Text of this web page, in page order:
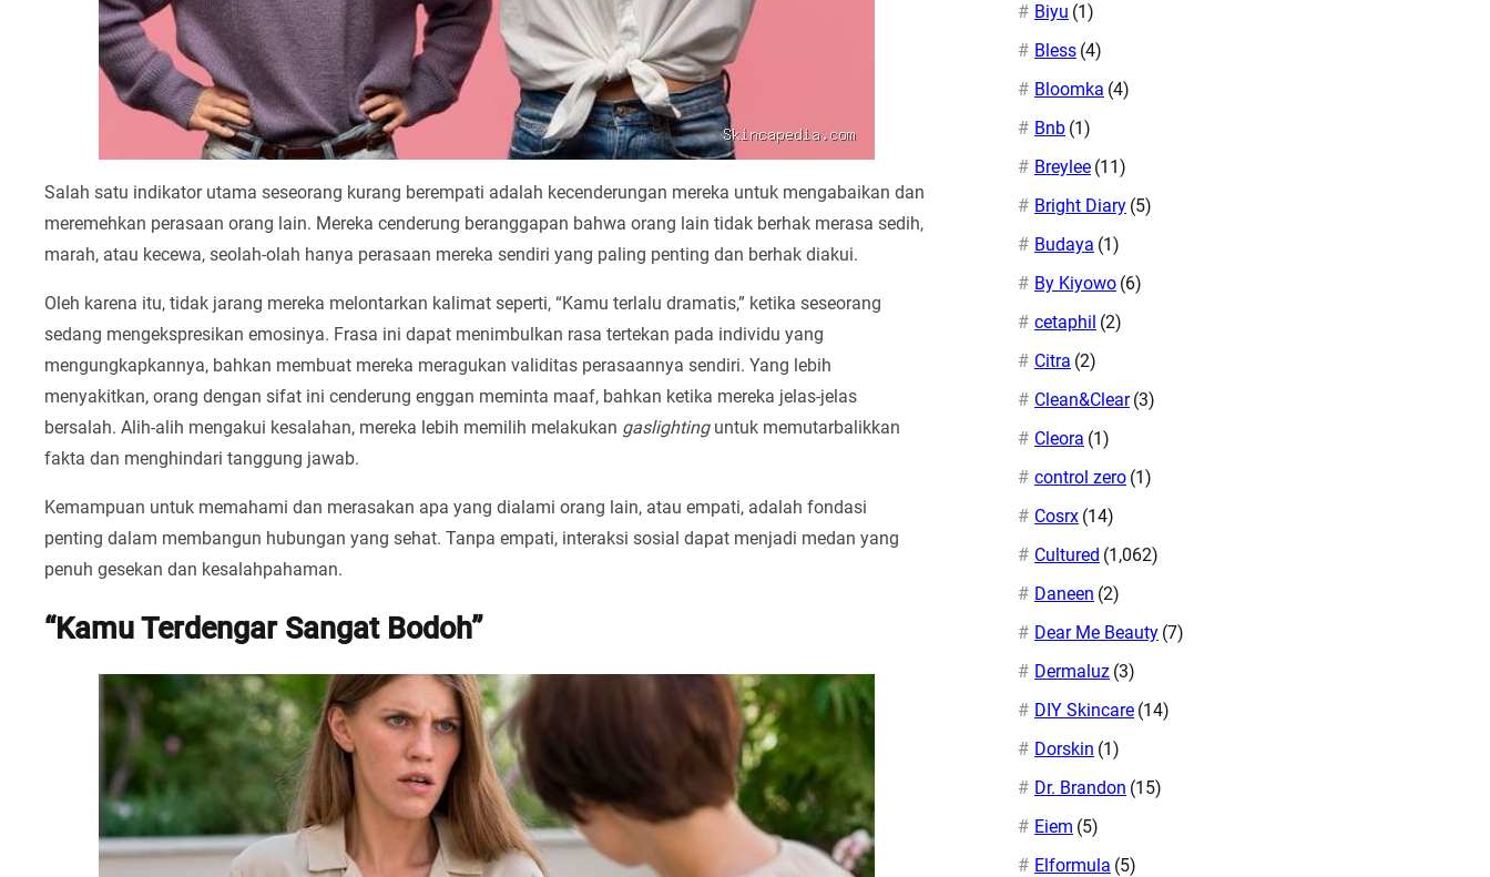
Salah satu indikator utama seseorang kurang berempati adalah kecenderungan mereka untuk mengabaikan dan
meremehkan perasaan orang lain. Mereka cenderung beranggapan bahwa orang lain tidak berhak merasa sedih,
marah, atau kecewa, seolah-olah hanya perasaan mereka sendiri yang paling penting dan berhak diakui.
Oleh karena itu, tidak jarang mereka melontarkan kalimat seperti, “Kamu terlalu dramatis,” ketika seseorang
sedang mengekspresikan emosinya. Frasa ini dapat menimbulkan rasa tertekan pada individu yang
mengungkapkannya, bahkan membuat mereka meragukan validitas perasaannya sendiri. Yang lebih
menyakitkan, orang dengan sifat ini cenderung enggan meminta maaf, bahkan ketika mereka jelas-jelas
bersalah. Alih-alih mengakui kesalahan, mereka lebih memilih melakukan gaslightinguntuk memutarbalikkan
fakta dan menghindari tanggung jawab.
Kemampuan untuk memahami dan merasakan apa yang dialami orang lain, atau empati, adalah fondasi
penting dalam membangun hubungan yang sehat. Tanpa empati, interaksi sosial dapat menjadi medan yang
penuh gesekan dan kesalahpahaman.
“Kamu Terdengar Sangat Bodoh”
Biyu (1)
Bless (4)
Bloomka (4)
Bnb (1)
Breylee (11)
Bright Diary (5)
Budaya (1)
By Kiyowo (6)
cetaphil (2)
Citra (2)
Clean&Clear (3)
Cleora (1)
control zero (1)
Cosrx (14)
Cultured (1,062)
Daneen (2)
Dear Me Beauty (7)
Dermaluz (3)
DIY Skincare (14)
Dorskin (1)
Dr. Brandon (15)
Eiem (5)
Elformula (5)